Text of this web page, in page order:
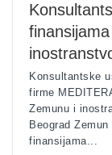
Konsultantske
firme
Zemunu i
Beograd
finansijama...